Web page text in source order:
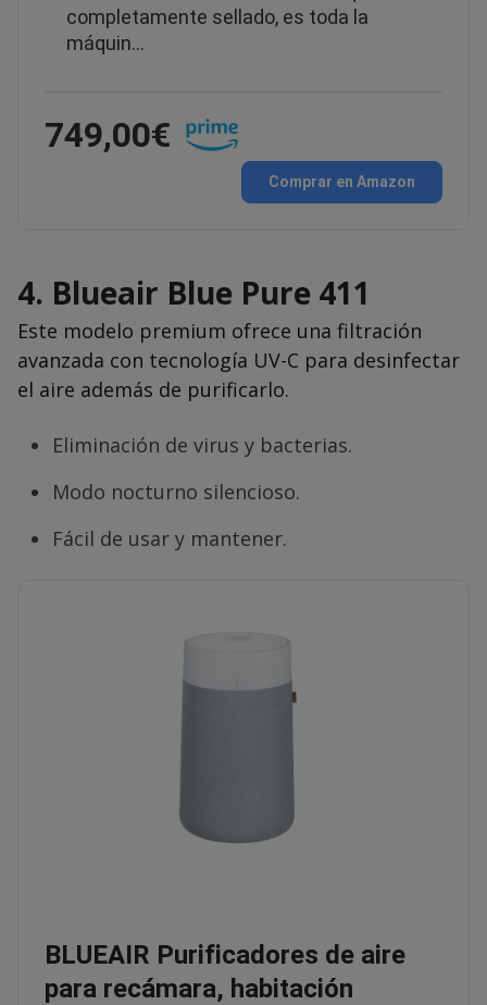
completamente sellado, es toda la
máquin…
749,00€
Comprar en Amazon
4. Blueair Blue Pure 411
Este modelo premium ofrece una filtración
avanzada con tecnología UV-C para desinfectar
el aire además de purificarlo.
Eliminación de virus y bacterias.
Modo nocturno silencioso.
Fácil de usar y mantener.
BLUEAIR Purificadores de aire
para recámara, habitación